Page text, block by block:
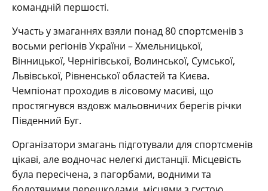
командній першості.
Участь у змаганнях взяли понад 80 спортсменів з
восьми регіонів України – Хмельницької,
Вінницької, Чернігівської, Волинської, Сумської,
Львівської, Рівненської областей та Києва.
Чемпіонат проходив в лісовому масиві, що
простягнувся вздовж мальовничих берегів річки
Південний Буг.
Організатори змагань підготували для спортсменів
цікаві, але водночас нелегкі дистанції. Місцевість
була пересічена, з пагорбами, водними та